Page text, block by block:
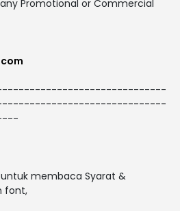
Promotional or Commercial
membaca Syarat &
font,